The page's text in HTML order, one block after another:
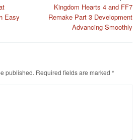
Easy
Kingdom Hearts 4 and FF7
Remake Part 3 Development
Advancing Smoothly
published. Required fields are marked *